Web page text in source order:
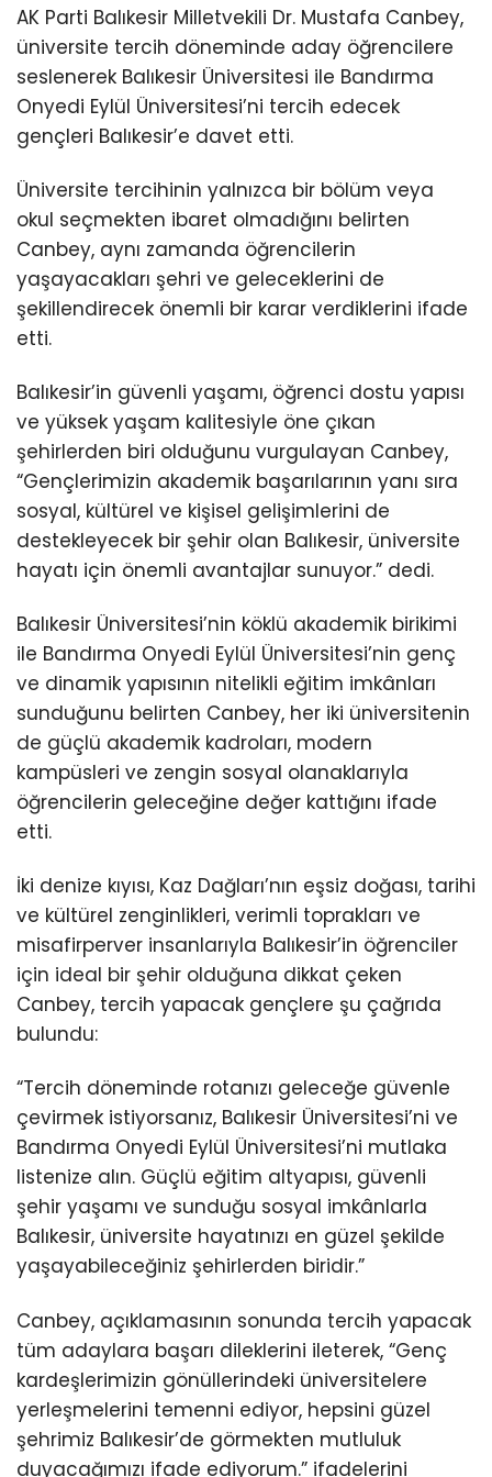
AK Parti Balıkesir Milletvekili Dr. Mustafa Canbey,
üniversite tercih döneminde aday öğrencilere
seslenerek Balıkesir Üniversitesi ile Bandırma
Onyedi Eylül Üniversitesi’ni tercih edecek
gençleri Balıkesir’e davet etti.
Üniversite tercihinin yalnızca bir bölüm veya
okul seçmekten ibaret olmadığını belirten
Canbey, aynı zamanda öğrencilerin
yaşayacakları şehri ve geleceklerini de
şekillendirecek önemli bir karar verdiklerini ifade
etti.
Balıkesir’in güvenli yaşamı, öğrenci dostu yapısı
ve yüksek yaşam kalitesiyle öne çıkan
şehirlerden biri olduğunu vurgulayan Canbey,
“Gençlerimizin akademik başarılarının yanı sıra
sosyal, kültürel ve kişisel gelişimlerini de
destekleyecek bir şehir olan Balıkesir, üniversite
hayatı için önemli avantajlar sunuyor.” dedi.
Balıkesir Üniversitesi’nin köklü akademik birikimi
ile Bandırma Onyedi Eylül Üniversitesi’nin genç
ve dinamik yapısının nitelikli eğitim imkânları
sunduğunu belirten Canbey, her iki üniversitenin
de güçlü akademik kadroları, modern
kampüsleri ve zengin sosyal olanaklarıyla
öğrencilerin geleceğine değer kattığını ifade
etti.
İki denize kıyısı, Kaz Dağları’nın eşsiz doğası, tarihi
ve kültürel zenginlikleri, verimli toprakları ve
misafirperver insanlarıyla Balıkesir’in öğrenciler
için ideal bir şehir olduğuna dikkat çeken
Canbey, tercih yapacak gençlere şu çağrıda
bulundu:
“Tercih döneminde rotanızı geleceğe güvenle
çevirmek istiyorsanız, Balıkesir Üniversitesi’ni ve
Bandırma Onyedi Eylül Üniversitesi’ni mutlaka
listenize alın. Güçlü eğitim altyapısı, güvenli
şehir yaşamı ve sunduğu sosyal imkânlarla
Balıkesir, üniversite hayatınızı en güzel şekilde
yaşayabileceğiniz şehirlerden biridir.”
Canbey, açıklamasının sonunda tercih yapacak
tüm adaylara başarı dileklerini ileterek, “Genç
kardeşlerimizin gönüllerindeki üniversitelere
yerleşmelerini temenni ediyor, hepsini güzel
şehrimiz Balıkesir’de görmekten mutluluk
duyacağımızı ifade ediyorum.” ifadelerini